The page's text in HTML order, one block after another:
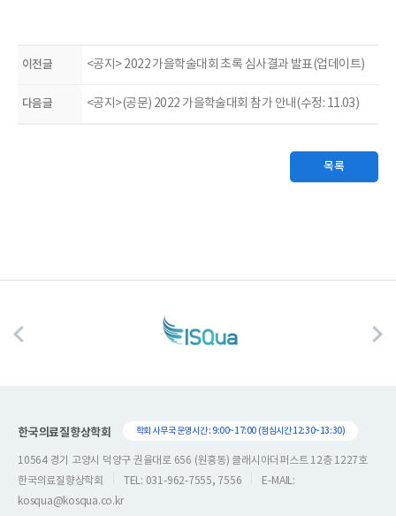
이전글 <공지> 2022 가을학술대회 초록 심사결과 발표(업데이트)
다음글 <공지>(공문) 2022 가을학술대회 참가 안내(수정: 11.03)
목록
한국의료질향상학회 학회 사무국 운영시간 : 9:00~17:00 (점심시간 12:30~13:30)
10564 경기 고양시 덕양구 권율대로 656 (원흥동) 클래시아더퍼스트 12층 1227호
한국의료질향상학회
TEL: 031-962-7555, 7556
E-MAIL:
kosqua@kosqua.co.kr